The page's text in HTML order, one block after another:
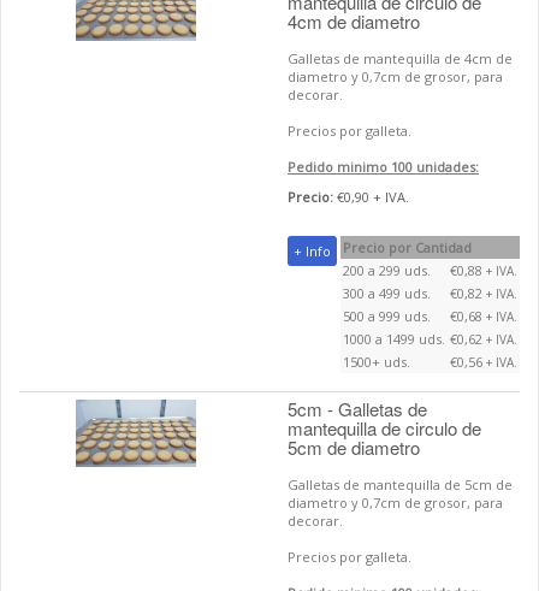
4cm de diametro
Galletas de mantequilla de 4cm de
diametro y 0,7cm de grosor, para
decorar.
Precios por galleta.
Pedido minimo 100 unidades:
Precio: €0,90 + IVA.
Precio por Cantidad
200 a 299 uds.
€0,88 + IVA.
300 a 499 uds. €0,82 + IVA.
500 a 999 uds. €0,68 + IVA.
1000 a 1499 uds. €0,62 + IVA.
1500+ uds. €0,56 + IVA.
+ Info
5cm - Galletas de
mantequilla de circulo de
5cm de diametro
Galletas de mantequilla de 5cm de
diametro y 0,7cm de grosor, para
decorar.
Precios por galleta.